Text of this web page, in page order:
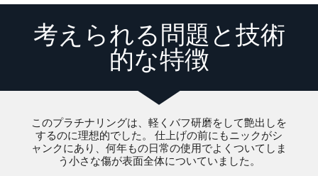
考えられる問題と技術
的な特徴
このプラチナリングは、軽くバフ研磨をして艶出しを
するのに理想的でした。 仕上げの前にもニックがシ
ャンクにあり、何年もの日常の使用でよくついてしま
う小さな傷が表面全体についていました。